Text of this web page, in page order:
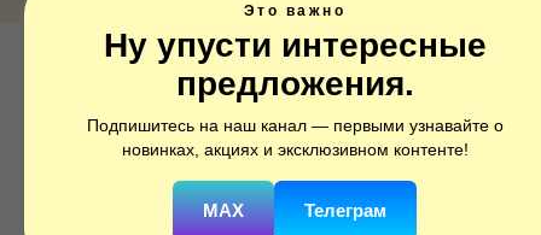
Это важно
Ну упусти интересные
предложения.
Подпишитесь на наш канал — первыми узнавайте о
новинках, акциях и эксклюзивном контенте!
MAX Телеграм
Фотозона с большим кругом на
гендер пати
gen016